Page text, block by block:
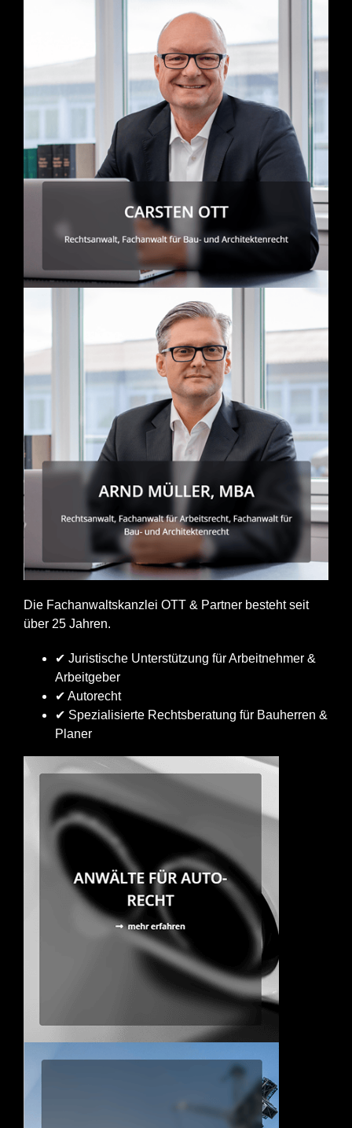
Die Fachanwaltskanzlei OTT & Partner besteht seit
über 25 Jahren.
✔ Juristische Unterstützung für Arbeitnehmer &
Arbeitgeber
✔ Autorecht
✔ Spezialisierte Rechtsberatung für Bauherren &
Planer